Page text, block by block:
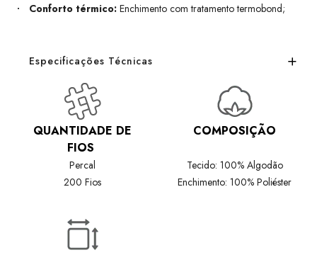
Conforto térmico: Enchimento com tratamento termobond;
Especificações Técnicas
QUANTIDADE DE
FIOS
Percal
200 Fios
COMPOSIÇÃO
Tecido: 100% Algodão
Enchimento: 100% Poliéster